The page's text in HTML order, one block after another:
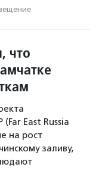
что
East Russia
на рост
заливу,